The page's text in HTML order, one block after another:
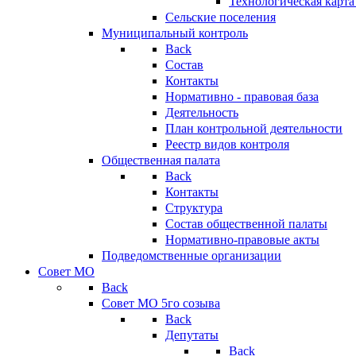
Сельские поселения
Муниципальный контроль
Back
Состав
Контакты
Нормативно - правовая база
Деятельность
План контрольной деятельности
Реестр видов контроля
Общественная палата
Back
Контакты
Структура
Состав общественной палаты
Нормативно-правовые акты
Подведомственные организации
Совет МО
Back
Совет МО 5го созыва
Back
Депутаты
Back